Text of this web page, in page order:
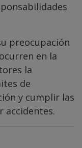
preocupación
en la
la
de
y cumplir las
accidentes.